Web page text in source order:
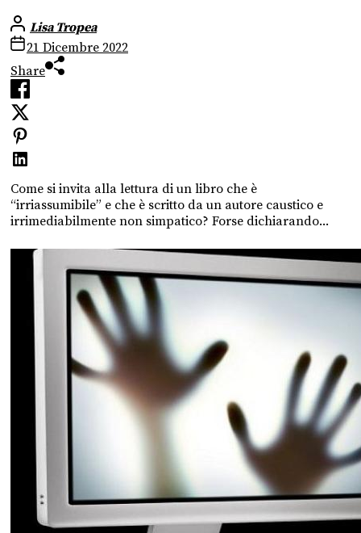
Lisa Tropea
21 Dicembre 2022
Share
Come si invita alla lettura di un libro che è
“irriassumibile” e che è scritto da un autore caustico e
irrimediabilmente non simpatico? Forse dichiarando...